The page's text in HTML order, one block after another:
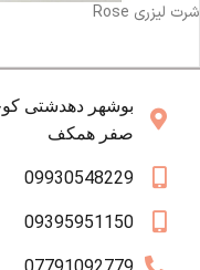
شرت لیزری Rose
صفر همکف
09930548229
09395951150